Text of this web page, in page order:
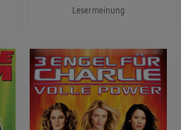
Lesermeinung